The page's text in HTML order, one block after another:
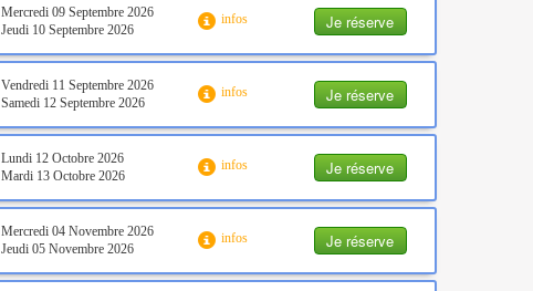
Je réserve
Mercredi 09 Septembre 2026
Jeudi 10 Septembre 2026
infos
Je réserve
Vendredi 11 Septembre 2026
Samedi 12 Septembre 2026
infos
Je réserve
Lundi 12 Octobre 2026
Mardi 13 Octobre 2026
infos
Je réserve
Mercredi 04 Novembre 2026
Jeudi 05 Novembre 2026
infos